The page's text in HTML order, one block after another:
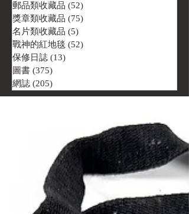
郵品類收藏品 (52)
獎章類收藏品 (75)
名片類收藏品 (5)
戰神的紅地毯 (52)
保修日誌 (13)
圖書 (375)
網誌 (205)